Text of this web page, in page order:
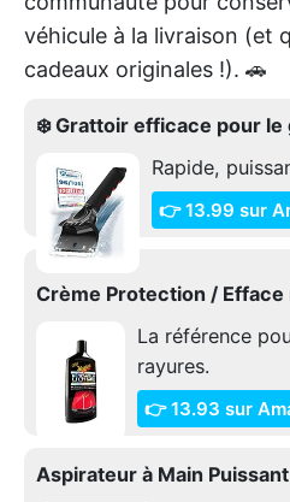
véhicule à la livraison (et
cadeaux originales !). 🚗
❄️ Grattoir efficace pour le
Rapide,
👉 13.99 sur
Crème Protection / Efface
La référence
rayures.
👉 13.93 sur
Aspirateur à Main